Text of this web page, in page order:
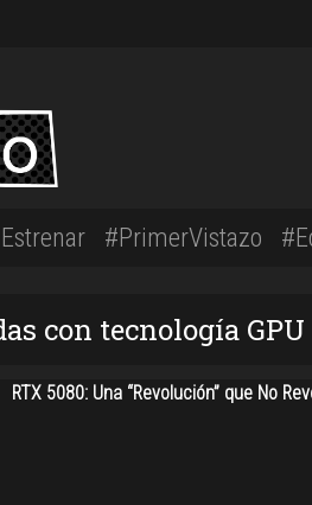
#PrimerVistazo
con tecnología GPU
RTX 5080: Una “Revolución” que No